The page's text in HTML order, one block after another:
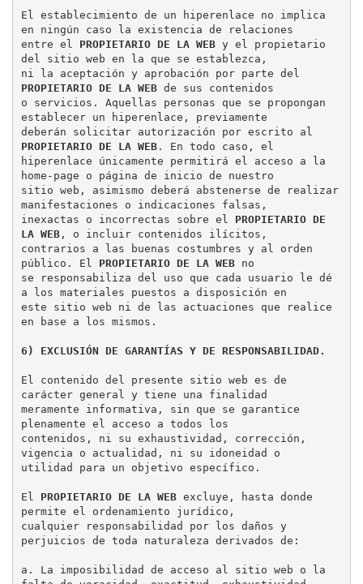
El establecimiento de un hiperenlace no implica
en ningún caso la existencia de relaciones
entre el PROPIETARIO DE LA WEB y el propietario
del sitio web en la que se establezca,
PROPIETARIO DE LA WEB de sus contenidos
o servicios. Aquellas personas que se propongan
establecer un hiperenlace, previamente
PROPIETARIO DE LA WEB. En todo caso, el
hiperenlace únicamente permitirá el acceso a la
home-page o página de inicio de nuestro
sitio web, asimismo deberá abstenerse de realizar
manifestaciones o indicaciones falsas,
inexactas o incorrectas sobre el PROPIETARIO DE
LA WEB, o incluir contenidos ilícitos,
contrarios a las buenas costumbres y al orden
público. El PROPIETARIO DE LA WEB no
se responsabiliza del uso que cada usuario le dé
a los materiales puestos a disposición en
este sitio web ni de las actuaciones que realice
6) EXCLUSIÓN DE GARANTÍAS Y DE RESPONSABILIDAD.
El contenido del presente sitio web es de
carácter general y tiene una finalidad
meramente informativa, sin que se garantice
plenamente el acceso a todos los
contenidos, ni su exhaustividad, corrección,
vigencia o actualidad, ni su idoneidad o
utilidad para un objetivo específico.
El PROPIETARIO DE LA WEB excluye, hasta donde
permite el ordenamiento jurídico,
cualquier responsabilidad por los daños y
perjuicios de toda naturaleza derivados de:
a. La imposibilidad de acceso al sitio web o la